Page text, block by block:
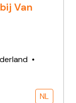
Van
•
NL